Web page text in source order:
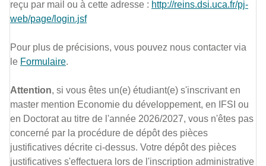
reçu par mail ou à cette adresse : http://reins.dsi.uca.fr/pj-
web/page/login.jsf
Pour plus de précisions, vous pouvez nous contacter via
le Formulaire.
Attention, si vous êtes un(e) étudiant(e) s'inscrivant en
master mention Economie du développement, en IFSI ou
en Doctorat au titre de l'année 2026/2027, vous n'êtes pas
concerné par la procédure de dépôt des pièces
justificatives décrite ci-dessus. Votre dépôt des pièces
justificatives s'effectuera lors de l'inscription administrative